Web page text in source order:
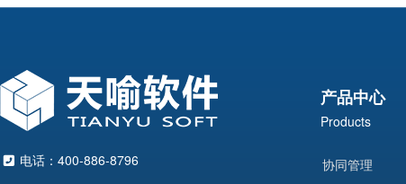
产品中心
Products
电话：400-886-8796
协同管理